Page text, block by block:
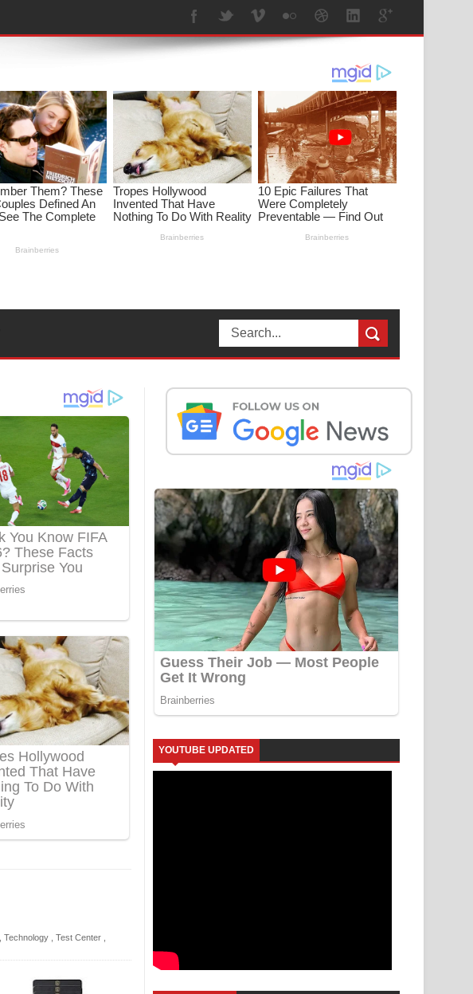
Technology Test Center
YOUTUBE UPDATED